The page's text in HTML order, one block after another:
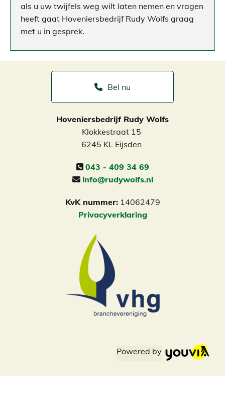
als u uw twijfels weg wilt laten nemen en vragen
heeft gaat Hoveniersbedrijf Rudy Wolfs graag
met u in gesprek.
Bel nu
Hoveniersbedrijf Rudy Wolfs
Klokkestraat 15
6245 KL Eijsden
 043 - 409 34 69
 info@rudywolfs.nl
KvK nummer:14062479
Privacyverklaring
Powered by